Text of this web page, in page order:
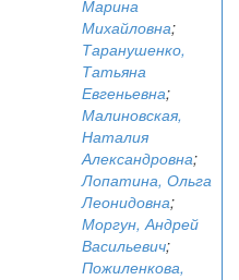
Марина
Михайловна;
Таранушенко,
Татьяна
Евгеньевна;
Малиновская,
Наталия
Александровна;
Лопатина, Ольга
Леонидовна;
Моргун, Андрей
Васильевич;
Пожиленкова,